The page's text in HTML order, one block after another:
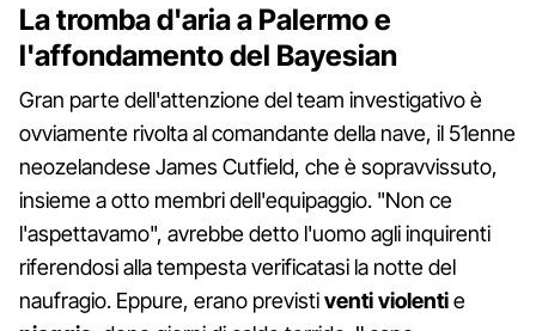
La tromba d'aria a Palermo e
l'affondamento del Bayesian
Gran parte dell'attenzione del team investigativo è
ovviamente rivolta al comandante della nave, il 51enne
neozelandese James Cutfield, che è sopravvissuto,
insieme a otto membri dell'equipaggio. "Non ce
l'aspettavamo", avrebbe detto l'uomo agli inquirenti
riferendosi alla tempesta verificatasi la notte del
naufragio. Eppure, erano previstiventi violentie